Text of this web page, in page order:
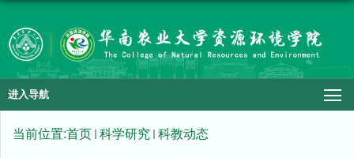
进入导航
当前位置:首页 科学研究 科教动态